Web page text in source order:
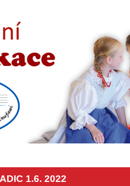
1.6. 2022